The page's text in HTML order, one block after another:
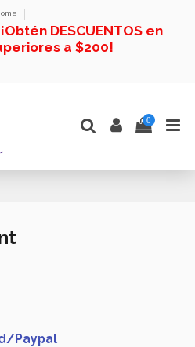
DESCUENTOS en
a $200!
0
Paypal